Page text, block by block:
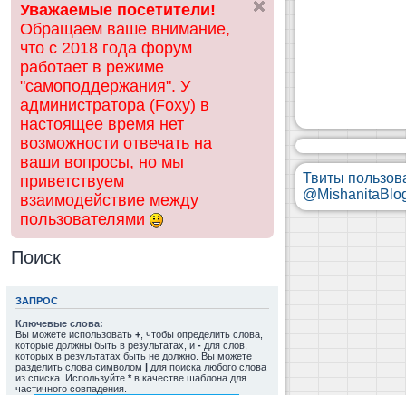
Уважаемые посетители!
Обращаем ваше внимание,
что с 2018 года форум
работает в режиме
"самоподдержания". У
администратора (Foxy) в
настоящее время нет
возможности отвечать на
ваши вопросы, но мы
приветствуем
взаимодействие между
пользователями
Поиск
ЗАПРОС
Ключевые слова:
Вы можете использовать + , чтобы определить слова,
которые должны быть в результатах, и - для слов,
которых в результатах быть не должно. Вы можете
разделить слова символом | для поиска любого слова
из списка. Используйте * в качестве шаблона для
частичного совпадения.
Твиты